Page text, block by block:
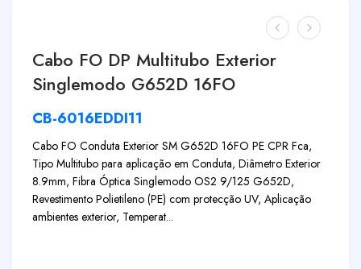
Cabo FO DP Multitubo Exterior
Singlemodo G652D 16FO
CB-6016EDDI11
Cabo FO Conduta Exterior SM G652D 16FO PE CPR Fca,
Tipo Multitubo para aplicação em Conduta, Diâmetro Exterior
8.9mm, Fibra Óptica Singlemodo OS2 9/125 G652D,
Revestimento Polietileno (PE) com protecção UV, Aplicação
ambientes exterior, Temperat...